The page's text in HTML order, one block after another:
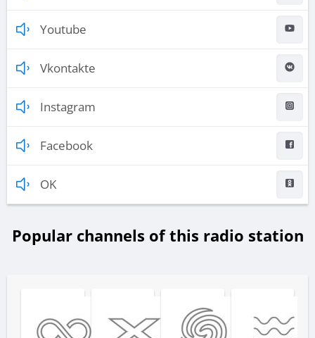
Youtube
Vkontakte
Instagram
Facebook
OK
Popular channels of this radio station